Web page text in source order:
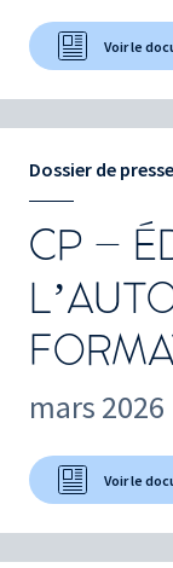
Voir le
Dossier de presse
CP –
mars 2026
Voir le